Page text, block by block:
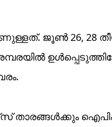
ജൂണ്‍ 26, 28
താരങ്ങള്‍ക്കും